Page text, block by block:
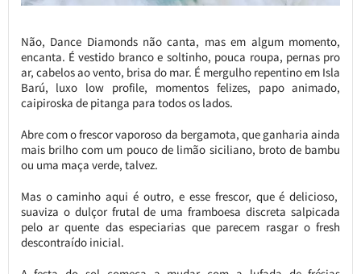
Não, Dance Diamonds não canta, mas em algum momento,
encanta. É vestido branco e soltinho, pouca roupa, pernas pro
ar, cabelos ao vento, brisa do mar. É mergulho repentino em Isla
Barú, luxo low profile, momentos felizes, papo animado,
caipiroska de pitanga para todos os lados.
Abre com o frescor vaporoso da bergamota, que ganharia ainda
mais brilho com um pouco de limão siciliano, broto de bambu
ou uma maça verde, talvez.
Mas o caminho aqui é outro, e esse frescor, que é delicioso,
suaviza o dulçor frutal de uma framboesa discreta salpicada
pelo ar quente das especiarias que parecem rasgar o fresh
descontraído inicial.